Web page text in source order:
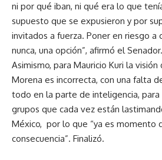
ni por qué iban, ni qué era lo que
supuesto que se expusieron y por
invitados a fuerza. Poner en riesgo a
nunca, una opción”, afirmó el Senador.
Asimismo, para Mauricio Kuri la
Morena es incorrecta, con una falta
todo en la parte de inteligencia,
grupos que cada vez están
México, por lo que “ya es momento
consecuencia”. Finalizó.